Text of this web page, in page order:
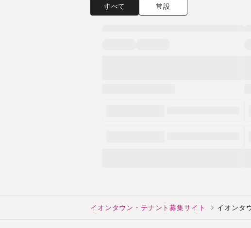
すべて 常設
イオンタウン・テナント募集サイト イオンタ